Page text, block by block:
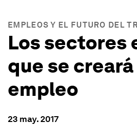
EMPLEOS Y EL FUTURO DEL
Los sectores
que se
empleo
23 may. 2017